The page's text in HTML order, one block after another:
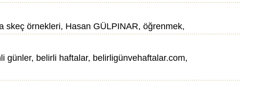
skeç örnekleri, Hasan GÜLPINAR, öğrenmek,
günler, belirli haftalar, belirligünvehaftalar.com,